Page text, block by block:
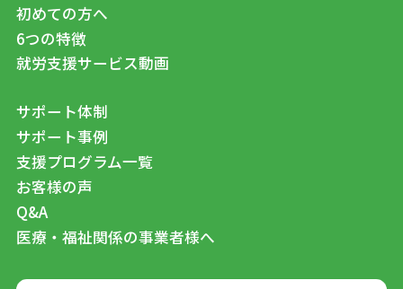
初めての方へ
6つの特徴
就労支援サービス動画
サポート体制
サポート事例
支援プログラム一覧
お客様の声
Q&A
医療・福祉関係の事業者様へ